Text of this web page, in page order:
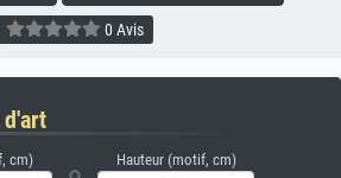
0 Avis
cm) Hauteur (motif, cm)